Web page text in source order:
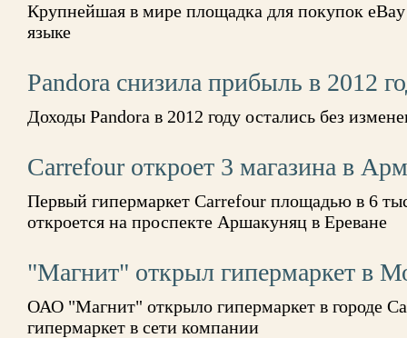
Крупнейшая в мире площадка для покупок eBay
языке
Pandora снизила прибыль в 2012
Доходы Pandora в 2012 году остались без
Carrefour откроет 3 магазина в
Первый гипермаркет Carrefour площадью в 6
откроется на проспекте Аршакуняц в Ереване
"Магнит" открыл гипермаркет в
ОАО "Магнит" открыло гипермаркет в городе
гипермаркет в сети компании